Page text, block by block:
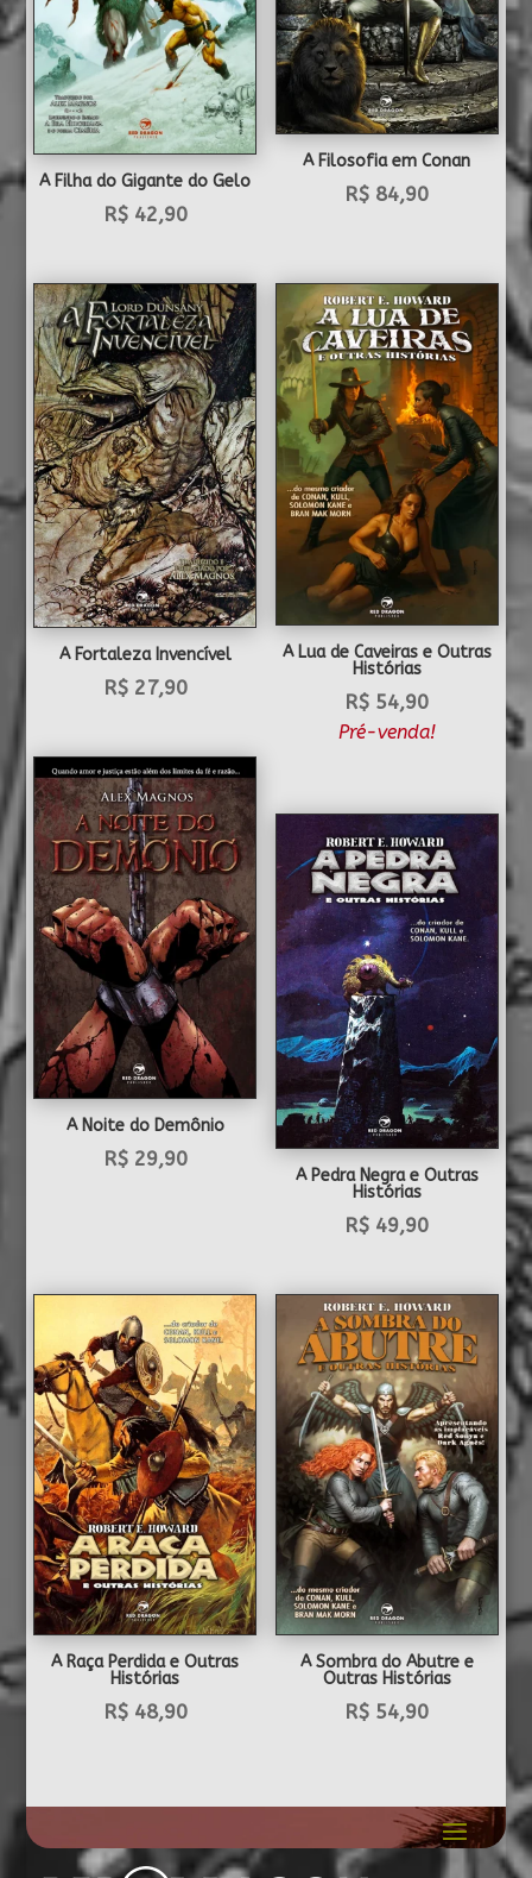
A Filha do Gigante do Gelo
R$42,90
A Filosofia em Conan
R$ 84,90
A Fortaleza Invencível
R$27,90
A Lua de Caveiras e Outras
Histórias
R$ 54,90
Pré-venda!
A Noite do Demônio
R$29,90
A Pedra Negra e Outras
Histórias
R$ 49,90
A Raça Perdida e Outras
Histórias
R$48,90
A Sombra do Abutre e
Outras Histórias
R$ 54,90